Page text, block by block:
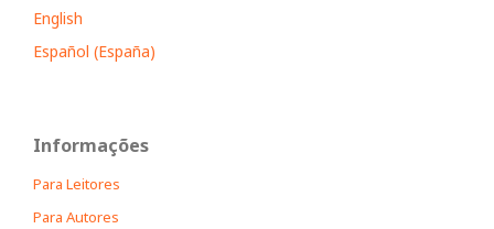
English
Español (España)
Informações
Para Leitores
Para Autores